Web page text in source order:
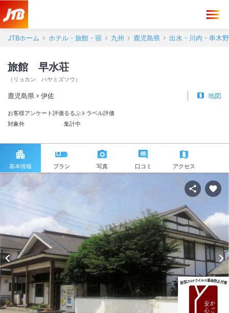
JTBホーム ホテル・旅館・宿 九州 鹿児島県 出水・川内・串木野
旅館 早水荘
（ リョカン ハヤミズソウ ）
鹿児島県 伊佐 地図
お客様アンケート評価
対象外
るるぶトラベル評価
集計中
基本情報 プラン 写真 口コミ アクセス